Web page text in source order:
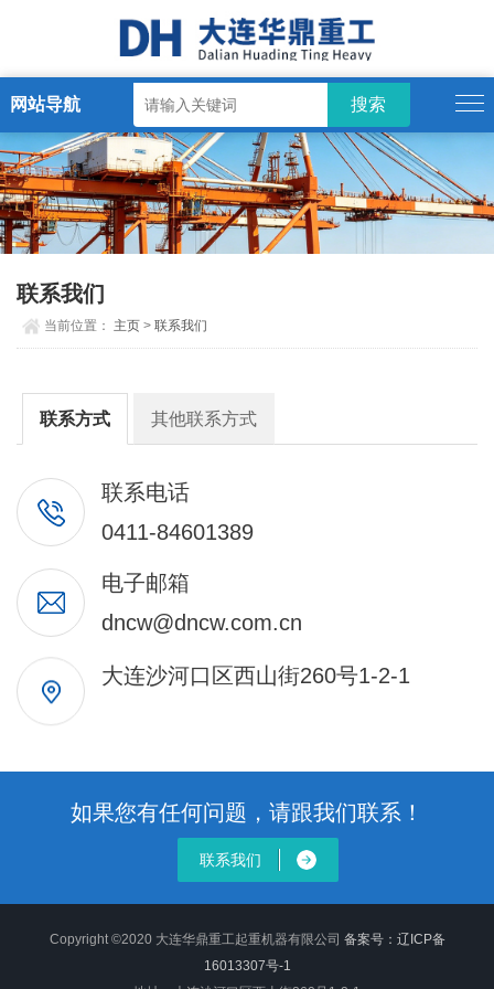
网站导航
联系我们
当前位置： 主页 >联系我们
联系方式 其他联系方式
联系电话
0411-84601389
电子邮箱
dncw@dncw.com.cn
大连沙河口区西山街260号1-2-1
如果您有任何问题，请跟我们联系！
联系我们
Copyright ©2020 大连华鼎重工起重机器有限公司 备案号： 辽ICP备
16013307号-1